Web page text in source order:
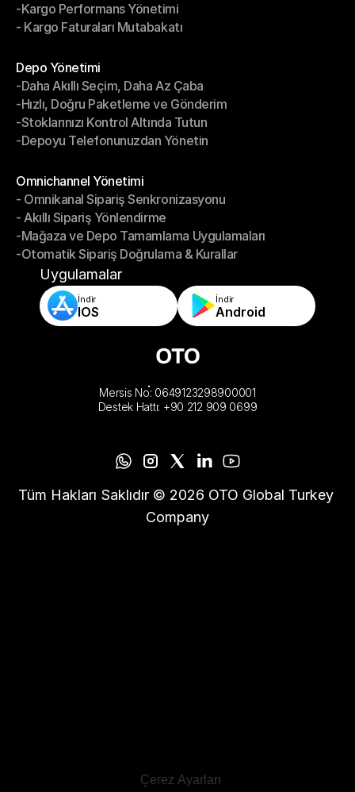
- İade Yönetim Sistemi
-Kargo Performans Yönetimi
-Kargo Performans Yönetimi
- Kargo Faturaları Mutabakatı
Depo Yönetimi
Depo Yönetimi
-Daha Akıllı Seçim, Daha Az Çaba
-Daha Akıllı Seçim, Daha Az Çaba
-Hızlı, Doğru Paketleme ve Gönderim
-Hızlı, Doğru Paketleme ve Gönderim
-Stoklarınızı Kontrol Altında Tutun
-Stoklarınızı Kontrol Altında Tutun
-Depoyu Telefonunuzdan Yönetin
Omnichannel Yönetimi
Omnichannel Yönetimi
- Omnikanal Sipariş Senkronizasyonu
- Omnikanal Sipariş Senkronizasyonu
- Akıllı Sipariş Yönlendirme
- Akıllı Sipariş Yönlendirme
-Mağaza ve Depo Tamamlama Uygulamaları
-Mağaza ve Depo Tamamlama Uygulamaları
-Otomatik Sipariş Doğrulama & Kurallar
-Otomatik Sipariş Doğrulama & Kurallar
Uygulamalar
İndir
IOS
İndir
Android
Mersis No: 0649123298900001
Destek Hattı: +90 212 909 0699
Tüm Hakları Saklıdır © 2026 OTO Global Turkey
Company
Çerez Ayarları